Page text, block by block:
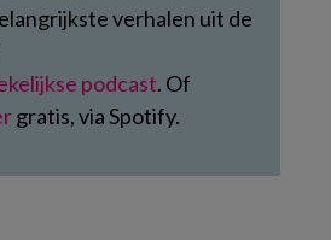
verhalen uit de
podcast. Of
gratis, via Spotify.